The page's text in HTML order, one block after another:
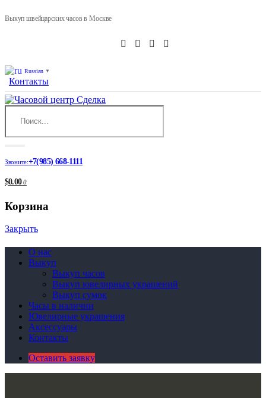
Выкуп швейцарских часов в Москве
Russian ▼
Контакты
Звоните:+7(985) 668-1111
$0.00 0
Корзина
Закрыть
О нас
Выкуп
Выкуп часов
Выкуп ювелирных украшений
Выкуп сумок
Часы в наличии
Ювелирные украшения
Аксессуары
Контакты
Оставить заявку